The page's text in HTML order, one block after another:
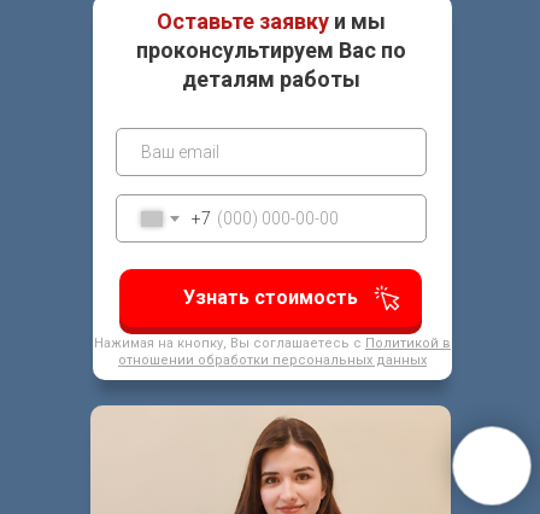
+7
Узнать стоимость
Оставьте заявку и мы
проконсультируем Вас по
деталям работы
Нажимая на кнопку, Вы соглашаетесь с Политикой в
отношении обработки персональных данных